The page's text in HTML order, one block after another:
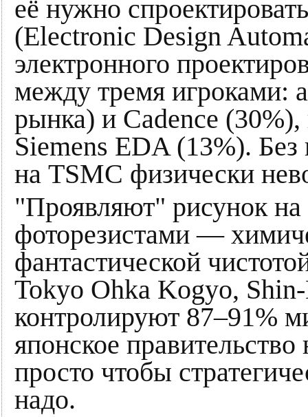
её нужно
(Electronic Design
электронного
между тремя игроками:
рынка) и Cadence
Siemens EDA (13%). Без
на TSMC физически
"Проявляют" рисунок
фоторезистами —
фантастической
Tokyo Ohka Kogyo,
контролируют 87–91%
японское
просто чтобы
надо.